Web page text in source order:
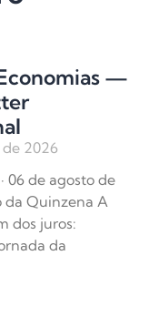
—
2026
06 de agosto de
da Quinzena A
dos juros:
da